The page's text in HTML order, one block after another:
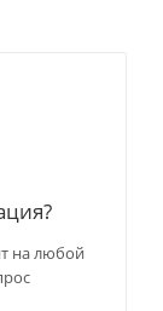
на любой